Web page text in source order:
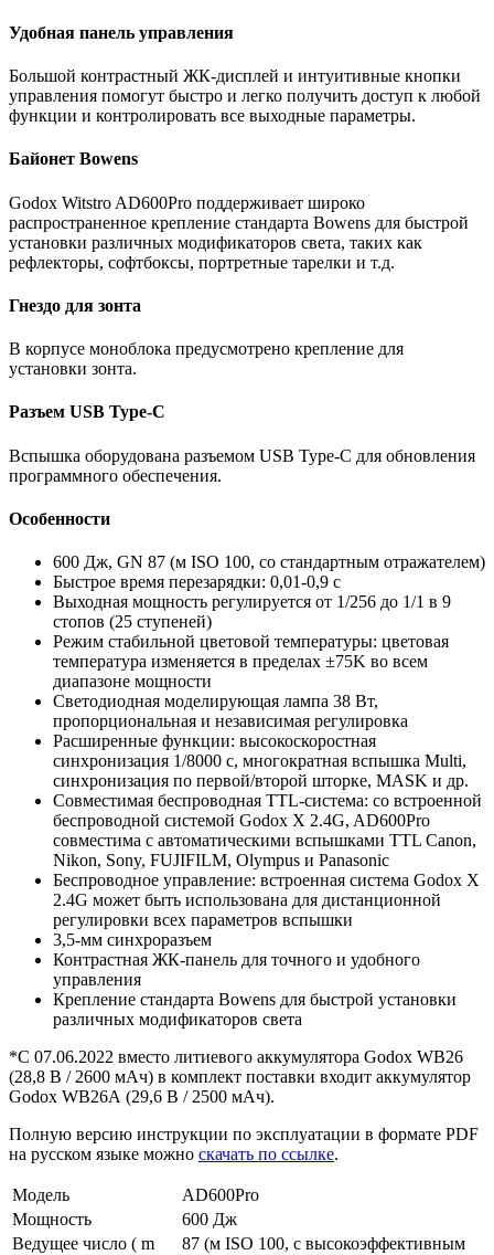
Удобная панель управления
Большой контрастный ЖК-дисплей и интуитивные кнопки
управления помогут быстро и легко получить доступ к любой
функции и контролировать все выходные параметры.
Байонет Bowens
Godox Witstro AD600Pro поддерживает широко
распространенное крепление стандарта Bowens для быстрой
установки различных модификаторов света, таких как
рефлекторы, софтбоксы, портретные тарелки и т.д.
Гнездо для зонта
В корпусе моноблока предусмотрено крепление для
установки зонта.
Разъем USB Type-C
Вспышка оборудована разъемом USB Type-C для обновления
программного обеспечения.
Особенности
600 Дж, GN 87 (м ISO 100, со стандартным отражателем)
Быстрое время перезарядки: 0,01-0,9 с
Выходная мощность регулируется от 1/256 до 1/1 в 9
стопов (25 ступеней)
Режим стабильной цветовой температуры: цветовая
температура изменяется в пределах ±75K во всем
диапазоне мощности
Светодиодная моделирующая лампа 38 Вт,
пропорциональная и независимая регулировка
Расширенные функции: высокоскоростная
синхронизация 1/8000 с, многократная вспышка Multi,
синхронизация по первой/второй шторке, MASK и др.
Совместимая беспроводная TTL-система: со встроенной
беспроводной системой Godox X 2.4G, AD600Pro
совместима с автоматическими вспышками TTL Canon,
Nikon, Sony, FUJIFILM, Olympus и Panasonic
Беспроводное управление: встроенная система Godox X
2.4G может быть использована для дистанционной
регулировки всех параметров вспышки
3,5-мм синхроразъем
Контрастная ЖК-панель для точного и удобного
управления
Крепление стандарта Bowens для быстрой установки
различных модификаторов света
*С 07.06.2022 вместо литиевого аккумулятора Godox WB26
(28,8 В / 2600 мАч) в комплект поставки входит аккумулятор
Godox WB26А (29,6 В / 2500 мАч).
Полную версию инструкции по эксплуатации в формате PDF
на русском языке можно скачать по ссылке.
Модель
AD600Pro
Мощность
600 Дж
Ведущее число ( m
87 (м ISO 100, с высокоэффективным